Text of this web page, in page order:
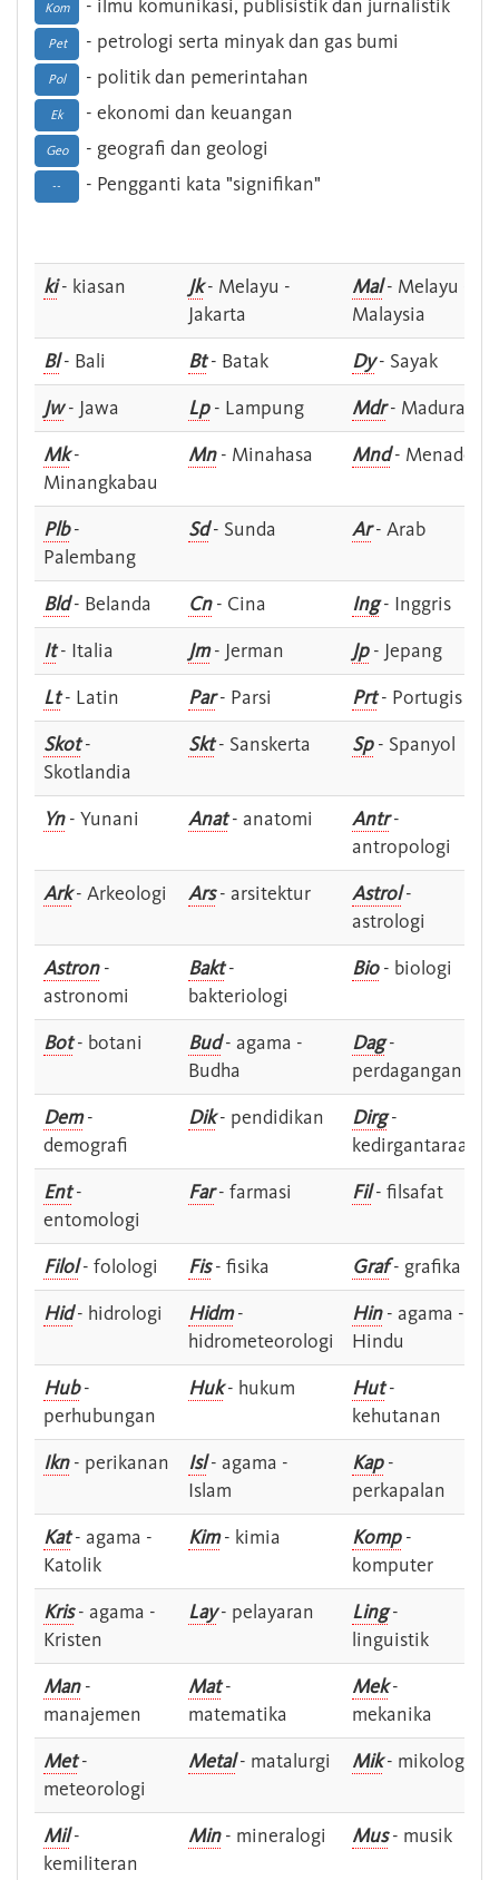
Kom - ilmu komunikasi, publisistik dan jurnalistik
Pet - petrologi serta minyak dan gas bumi
Pol - politik dan pemerintahan
Ek - ekonomi dan keuangan
Geo - geografi dan geologi
-- - Pengganti kata "signifikan"
ki- kiasan Jk- Melayu -
Jakarta
Mal- Melayu -
Malaysia
Bl- Bali Bt- Batak Dy- Sayak
Jw- Jawa Lp- Lampung Mdr- Madura
Mk-
Minangkabau
Mn- Minahasa Mnd- Menado
Plb-
Palembang
Sd- Sunda Ar- Arab
Bld- Belanda Cn- Cina Ing- Inggris
It- Italia Jm- Jerman Jp- Jepang
Lt- Latin Par- Parsi Prt- Portugis
Skot-
Skotlandia
Skt- Sanskerta Sp- Spanyol
Yn- Yunani Anat- anatomi Antr-
antropologi
Ark- Arkeologi Ars- arsitektur Astrol-
astrologi
Astron-
astronomi
Bakt-
bakteriologi
Bio- biologi
Bot- botani Bud- agama -
Budha
Dag-
perdagangan
Dem-
demografi
Dik- pendidikan Dirg-
kedirgantaraan
Ent-
entomologi
Far- farmasi Fil- filsafat
Filol- folologi Fis- fisika Graf- grafika
Hid- hidrologi Hidm-
hidrometeorologi
Hin- agama -
Hindu
Hub-
perhubungan
Huk- hukum Hut-
kehutanan
Ikn- perikanan Isl- agama -
Islam
Kap-
perkapalan
Kat- agama -
Katolik
Kim- kimia Komp-
komputer
Kris- agama -
Kristen
Lay- pelayaran Ling-
linguistik
Man-
manajemen
Mat-
matematika
Mek-
mekanika
Met-
meteorologi
Metal- matalurgi Mik- mikologi
Mil-
kemiliteran
Min- mineralogi Mus- musik